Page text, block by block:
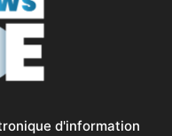
d'information